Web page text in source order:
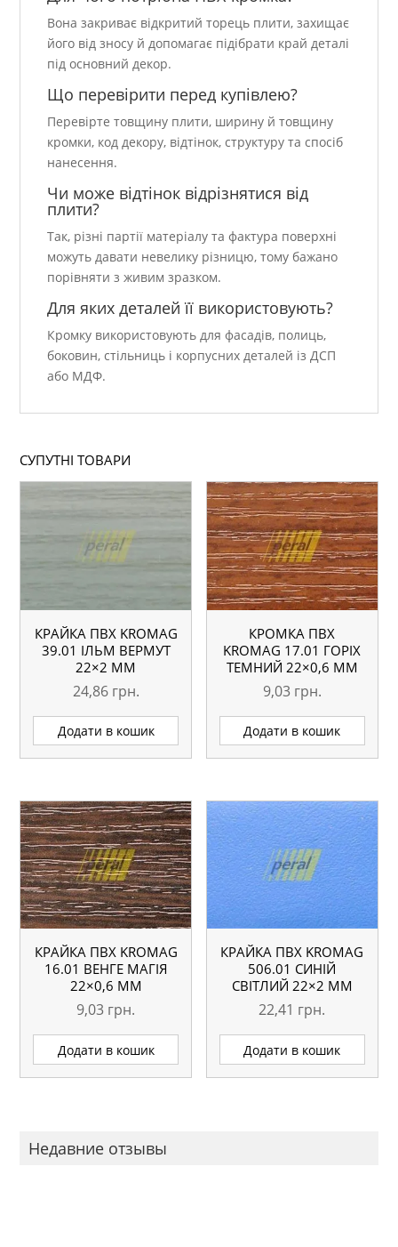
Вона закриває відкритий торець плити, захищає
його від зносу й допомагає підібрати край деталі
під основний декор.
Що перевірити перед купівлею?
Перевірте товщину плити, ширину й товщину
кромки, код декору, відтінок, структуру та спосіб
нанесення.
Чи може відтінок відрізнятися від
плити?
Так, різні партії матеріалу та фактура поверхні
можуть давати невелику різницю, тому бажано
порівняти з живим зразком.
Для яких деталей її використовують?
Кромку використовують для фасадів, полиць,
боковин, стільниць і корпусних деталей із ДСП
або МДФ.
СУПУТНІ ТОВАРИ
КРАЙКА ПВХ KROMAG
39.01 ІЛЬМ ВЕРМУТ
22×2 ММ
24,86 грн.
Додати в кошик
КРОМКА ПВХ
KROMAG 17.01 ГОРІХ
ТЕМНИЙ 22×0,6 ММ
9,03 грн.
Додати в кошик
КРАЙКА ПВХ KROMAG
16.01 ВЕНГЕ МАГІЯ
22×0,6 ММ
9,03 грн.
Додати в кошик
КРАЙКА ПВХ KROMAG
506.01 СИНІЙ
СВІТЛИЙ 22×2 ММ
22,41 грн.
Додати в кошик
Недавние отзывы